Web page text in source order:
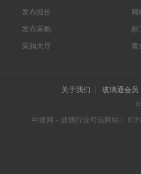
发布报价
发布采购
采购大厅
网
标
黄
关于我们 玻璃通会员
中玻网－玻璃行业可信网站